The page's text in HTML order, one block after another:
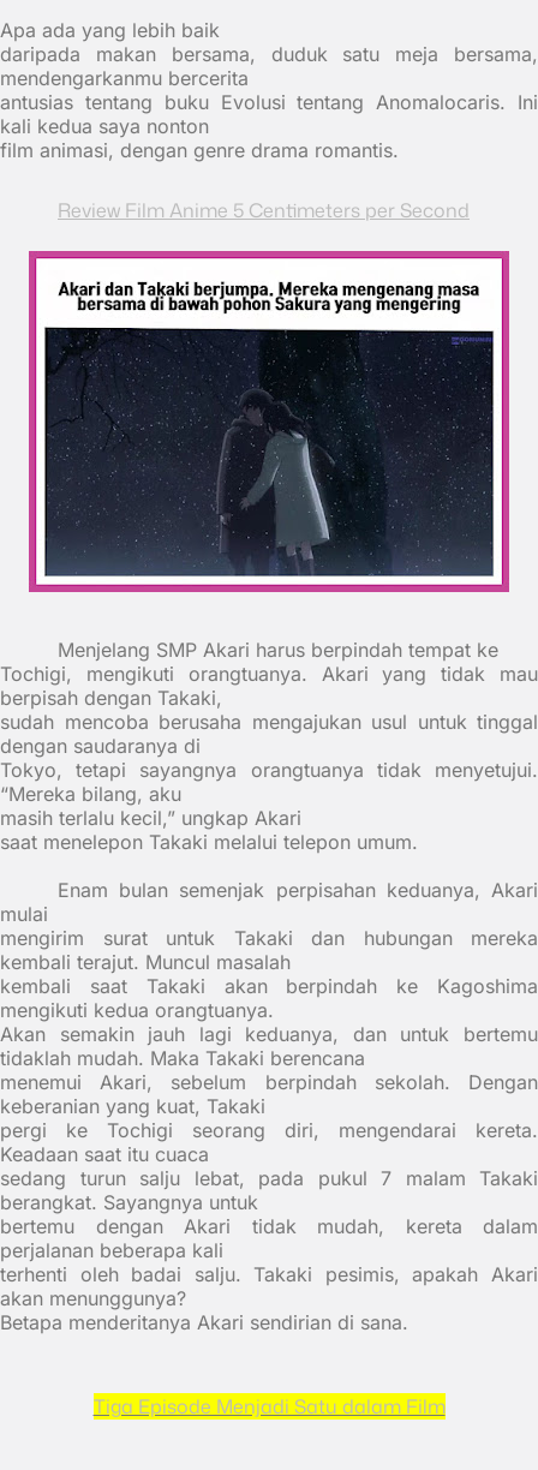
Apa ada yang lebih baik
daripada makan bersama, duduk satu meja bersama,
mendengarkanmu bercerita
antusias tentang buku Evolusi tentang Anomalocaris. Ini
kali kedua saya nonton
film animasi, dengan genre drama romantis.
Review Film Anime 5 Centimeters per Second
Menjelang SMP Akari harus berpindah tempat ke
Tochigi, mengikuti orangtuanya. Akari yang tidak mau
berpisah dengan Takaki,
sudah mencoba berusaha mengajukan usul untuk tinggal
dengan saudaranya di
Tokyo, tetapi sayangnya orangtuanya tidak menyetujui.
“Mereka bilang, aku
masih terlalu kecil,” ungkap Akari
saat menelepon Takaki melalui telepon umum.
Enam bulan semenjak perpisahan keduanya, Akari
mulai
mengirim surat untuk Takaki dan hubungan mereka
kembali terajut. Muncul masalah
kembali saat Takaki akan berpindah ke Kagoshima
mengikuti kedua orangtuanya.
Akan semakin jauh lagi keduanya, dan untuk bertemu
tidaklah mudah. Maka Takaki berencana
menemui Akari, sebelum berpindah sekolah. Dengan
keberanian yang kuat, Takaki
pergi ke Tochigi seorang diri, mengendarai kereta.
Keadaan saat itu cuaca
sedang turun salju lebat, pada pukul 7 malam Takaki
berangkat. Sayangnya untuk
bertemu dengan Akari tidak mudah, kereta dalam
perjalanan beberapa kali
terhenti oleh badai salju. Takaki pesimis, apakah Akari
akan menunggunya?
Betapa menderitanya Akari sendirian di sana.
Tiga Episode Menjadi Satu dalam Film